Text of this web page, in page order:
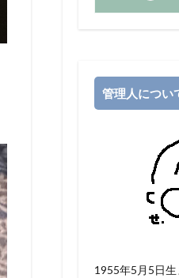
管理人につい
1955年5月5日生